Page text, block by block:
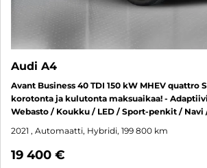
Audi A4
Avant Business 40 TDI 150 kW MHEV quattro
korotonta ja kulutonta maksuaikaa! -
Webasto / Koukku / LED / Sport-penkit / Navi
2021 , Automaatti, Hybridi, 199 800 km
19 400 €